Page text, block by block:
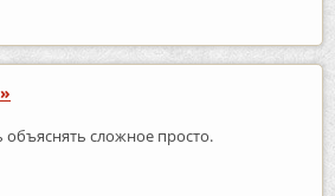
объяснять сложное просто.